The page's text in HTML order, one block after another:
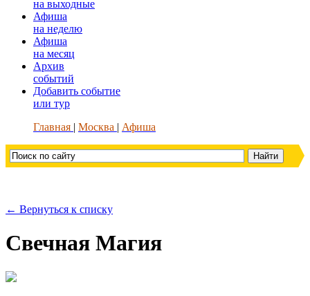
на выходные
Афиша
на неделю
Афиша
на месяц
Архив
событий
Добавить событие
или тур
Главная
Москва Афиша
← Вернуться к списку
Свечная Магия